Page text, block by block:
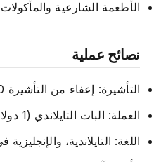
الأطعمة الشارعية
نصائح عملية
التأشيرة: إعفاء من التأشيرة 30 يوماً لمعظم الجنسيات
العملة: البات التايلاندي (1 دولار ≈ 35-37 بات)
اللغة: التايلاندية،